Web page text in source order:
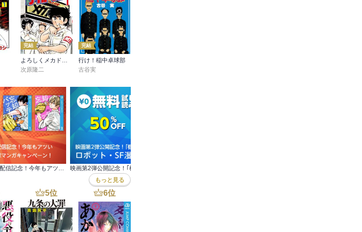
完結
よろしくメカドック
次原隆二
完結
行け！稲中卓球部
古谷実
『忘却バッテリー』最新刊配信記念！今年もアツい 野球の季節がきた！新旧野球マンガキャンペーン！
もっと見る
5位 6位